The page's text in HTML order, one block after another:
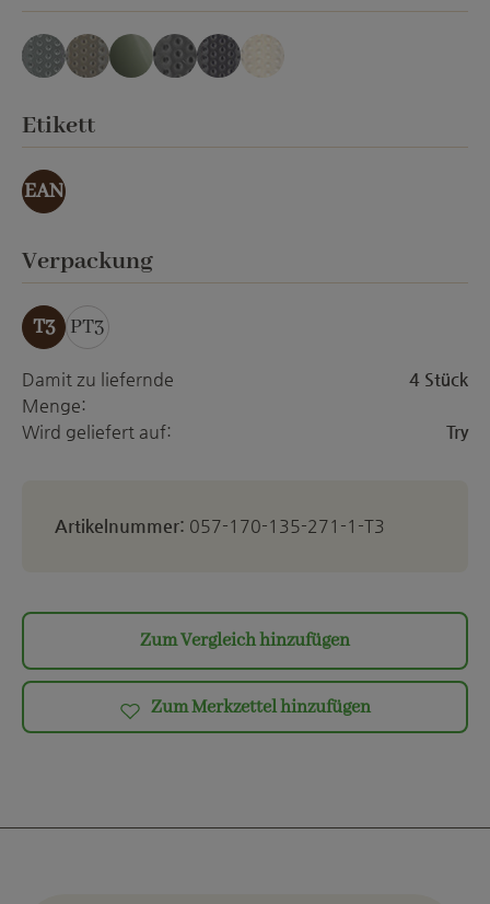
blau-grau lasierend
cappuccino lasierend
grau-grün lasierend
grau-schwarz las.
mauve lasierend
weiß lasierend
Etikettauswählen
EAN
Verpackungauswählen
T3 PT3
Damit zu liefernde
Menge:
4 Stück
Wird geliefert auf: Try
Artikelnummer: 057-170-135-271-1-T3
Zum Vergleich hinzufügen
Zum Merkzettel hinzufügen